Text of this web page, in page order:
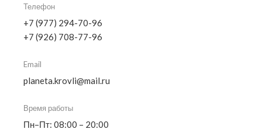
Телефон
+7 (977) 294-70-96
+7 (926) 708-77-96
Email
planeta.krovli@mail.ru
Время работы
Пн–Пт: 08:00 – 20:00